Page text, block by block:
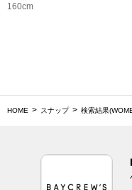
160cm
HOME スナップ 検索結果